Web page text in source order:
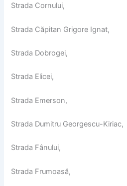
Strada Cornului,
Strada Căpitan Grigore Ignat,
Strada Dobrogei,
Strada Elicei,
Strada Emerson,
Strada Dumitru Georgescu-Kiriac,
Strada Fânului,
Strada Frumoasă,